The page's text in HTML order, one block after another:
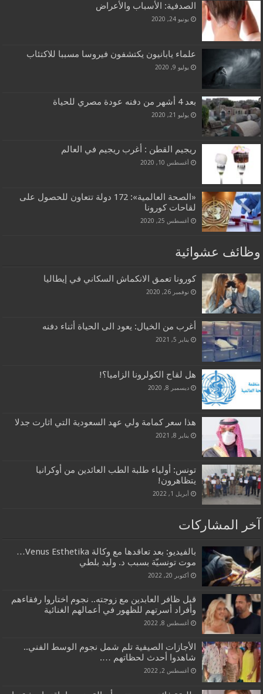
الصدفية: الأسباب والأعراض
يونيو 24, 2020
علماء يابانيون يكتشفون فيروسا مسببا للاكتئاب
يوليو 9, 2020
بعد 4 أشهر من دفنه عودة مصري للحياة
يوليو 21, 2020
ريجيم القطن : أغرب ريجيم في العالم
أغسطس 10, 2020
«الصحة العالمية»: 172 دولة تتعاون للحصول على
لقاحات كورونا
أغسطس 25, 2020
وظائف عشوائية
كورونا تعمق الانكماش السكاني في إيطاليا
نوفمبر 26, 2020
أغرب من الخيال: يعود الى الحياة أثناء دفنه
يناير 5, 2021
هل لقاح الكولرونا الزاميا؟!
ديسمبر 8, 2020
هذا سعر كمامة ولي عهد السعودية التي اثارت جدلا
يناير 8, 2021
تونس: أولياء طلبة الطب العائدين من أوكرانيا
يتظاهرون!
أبريل 1, 2022
آخر المشاركات
بالفيديو: بعد تعاقدها مع وكالة Venus Esthetika…
موت تونسيّة بسبب د. وليد بلطي
أكتوبر 20, 2022
قبل ظافر العابدين مع زوجته.. نجوم اختاروا رفقاءهم
وأفراد أسرتهم للظهور في أعمالهم الغنائية
أغسطس 8, 2022
الأجازات الصيفية تلم شمل نجوم الوسط الفني..
شاهدوا أحدث لحظاتهم ….
أغسطس 2, 2022